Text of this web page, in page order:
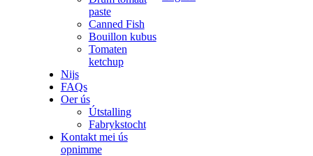
paste
Canned Fish
Bouillon kubus
Tomaten
ketchup
Nijs
FAQs
Oer ús
Útstalling
Fabrykstocht
Kontakt mei ús
opnimme